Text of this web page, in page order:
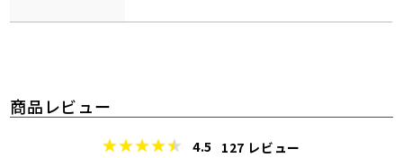
商品レビュー
4.5 127 レビュー